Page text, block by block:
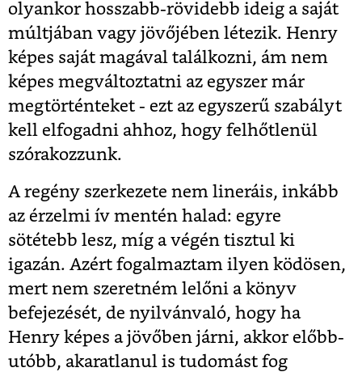
olyankor hosszabb-rövidebb ideig a saját
múltjában vagy jövőjében létezik. Henry
képes saját magával találkozni, ám nem
képes megváltoztatni az egyszer már
megtörténteket - ezt az egyszerű szabályt
kell elfogadni ahhoz, hogy felhőtlenül
szórakozzunk.
A regény szerkezete nem lineráis, inkább
az érzelmi ív mentén halad: egyre
sötétebb lesz, míg a végén tisztul ki
igazán. Azért fogalmaztam ilyen ködösen,
mert nem szeretném lelőni a könyv
befejezését, de nyilvánvaló, hogy ha
Henry képes a jövőben járni, akkor előbb-
utóbb, akaratlanul is tudomást fog